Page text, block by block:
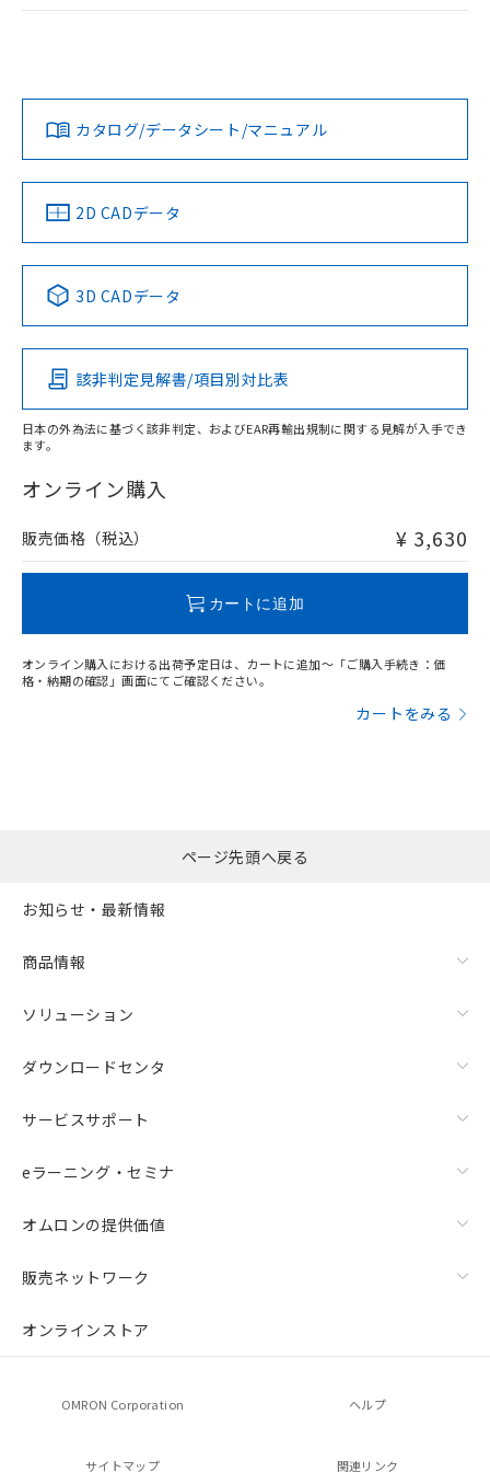
ログイン/会員登録
ダウンロードデータをご利用いただく前に、以下を必ずお読
みください。
ソフトウェアの使用条件
EU RoHS 注意事項・凡例
対応済み
中国 RoHS 注意事項・凡例
Pb Hg Cd Cr(VI)
O
在庫等で未対応品が混在する可能性があります。
問い合わせください。
カタログ/データシート/マニュアル
2D CADデータ
3D CADデータ
該非判定見解書/項目別対比表
日本の外為法に基づく該非判定、およびEAR再輸出規制に関する見解が入手でき
ます。
オンライン購入
販売価格（税込） ¥ 3,630
カートに追加
オンライン購入における出荷予定日は、カートに追加～「ご購入手続き：価
格・納期の確認」画面にてご確認ください。
カートをみる
ページ先頭へ戻る
お知らせ・最新情報
商品情報
ソリューション
ダウンロードセンタ
サービスサポート
eラーニング・セミナ
オムロンの提供価値
販売ネットワーク
オンラインストア
OMRON Corporation ヘルプ
サイトマップ 関連リンク